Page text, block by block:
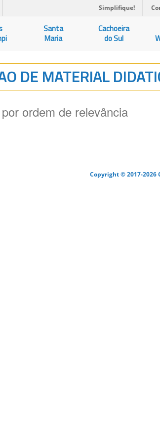
Simplifique!
Santa
Maria
Cachoeira
do Sul
DE MATERIAL
ordem de relevância
Copyright © 2017-2026